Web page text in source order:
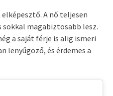
A nő teljesen
sokkal magabiztosabb lesz.
a saját férje is alig ismeri
lenyűgöző, és érdemes a